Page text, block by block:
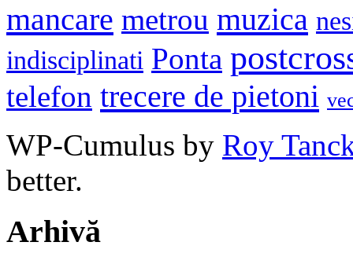
mancare metrou muzica
indisciplinati Ponta
telefon trecere de pietoni
WP-Cumulus by Roy
better.
Arhivă